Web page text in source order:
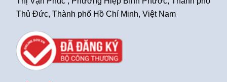
Thủ Đức, Thành phố Hồ Chí Minh, Việt Nam